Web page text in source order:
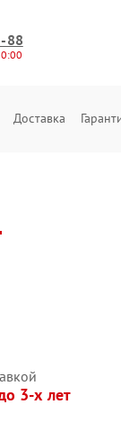
88
Доставка
3-х лет